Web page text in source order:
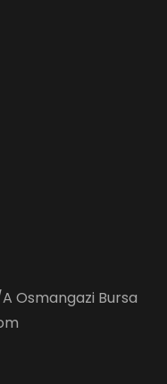
Osmangazi Bursa